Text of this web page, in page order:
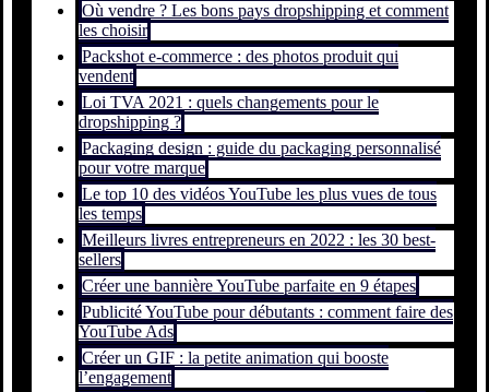
Où vendre ? Les bons pays dropshipping et comment
les choisir
Packshot e-commerce : des photos produit qui
vendent
Loi TVA 2021 : quels changements pour le
dropshipping ?
Packaging design : guide du packaging personnalisé
pour votre marque
Le top 10 des vidéos YouTube les plus vues de tous
les temps
Meilleurs livres entrepreneurs en 2022 : les 30 best-
sellers
Créer une bannière YouTube parfaite en 9 étapes
Publicité YouTube pour débutants : comment faire des
YouTube Ads
Créer un GIF : la petite animation qui booste
l’engagement